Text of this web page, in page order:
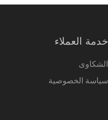
خدمة العملاء
الشكاوى
سياسة الخصوصية